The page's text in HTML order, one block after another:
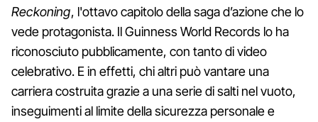
Reckoning, l'ottavo capitolo della saga d’azione che lo
vede protagonista. Il Guinness World Records lo ha
riconosciuto pubblicamente, con tanto di video
celebrativo. E in effetti, chi altri può vantare una
carriera costruita grazie a una serie di salti nel vuoto,
inseguimenti al limite della sicurezza personale e